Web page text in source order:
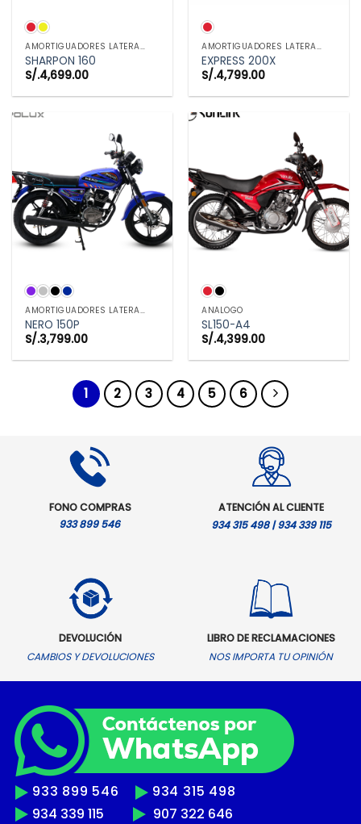
AMORTIGUADORES LATERALES
SHARPON 160
S/.4,699.00
AMORTIGUADORES LATERALES
EXPRESS 200X
S/.4,799.00
AMORTIGUADORES LATERALES
NERO 150P
S/.3,799.00
ANÁLOGO
SL150-A4
S/.4,399.00
1 2 3 4 5 6
FONO COMPRAS
933 899 546
ATENCIÓN AL CLIENTE
934 315 498 | 934 339 115
DEVOLUCIÓN
CAMBIOS Y DEVOLUCIONES
LIBRO DE RECLAMACIONES
NOS IMPORTA TU OPINIÓN
933 899 546
934 315 498
934 339 115
907 322 646